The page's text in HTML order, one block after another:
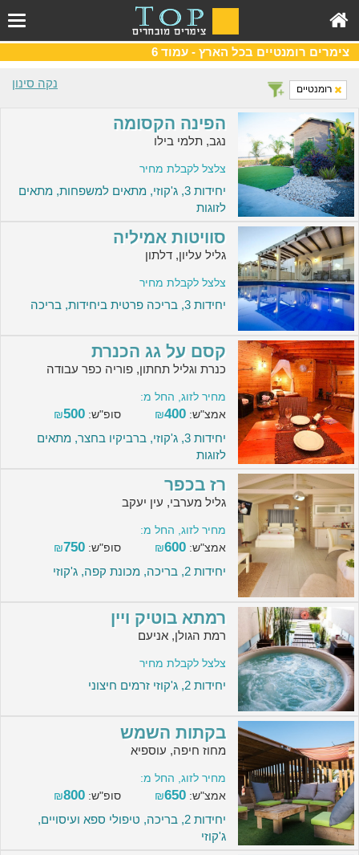
צימרים רומנטיים בכל הארץ - עמוד 6
נקה סינון רומנטיים
הפינה הקסומה
נגב, תלמי בילו
צלצל לקבלת מחיר
יחידות 3, ג'קוזי, מתאים למשפחות, מתאים
לזוגות
סוויטות אמיליה
גליל עליון, דלתון
צלצל לקבלת מחיר
יחידות 3, בריכה פרטית ביחידות, בריכה
קסם על גג הכנרת
כנרת וגליל תחתון, פוריה כפר עבודה
מחיר לזוג, החל מ:
אמצ"ש:
₪400 סופ"ש: ₪500
יחידות 3, ג'קוזי, ברביקיו בחצר, מתאים
לזוגות
רז בכפר
גליל מערבי, עין יעקב
מחיר לזוג, החל מ:
אמצ"ש:
₪600 סופ"ש: ₪750
יחידות 2, בריכה, מכונת קפה, ג'קוזי
רמתא בוטיק ויין
רמת הגולן, אניעם
צלצל לקבלת מחיר
יחידות 2, ג'קוזי זרמים חיצוני
בקתות השמש
מחוז חיפה, עוספיא
מחיר לזוג, החל מ:
אמצ"ש:
₪650 סופ"ש: ₪800
יחידות 2, בריכה, טיפולי ספא ועיסויים,
ג'קוזי